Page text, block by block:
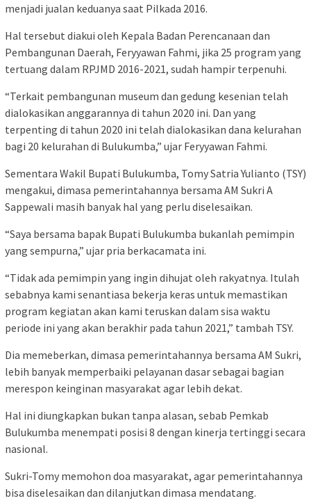
menjadi jualan keduanya saat Pilkada 2016.
Hal tersebut diakui oleh Kepala Badan Perencanaan dan
Pembangunan Daerah, Feryyawan Fahmi, jika 25 program yang
tertuang dalam RPJMD 2016-2021, sudah hampir terpenuhi.
“Terkait pembangunan museum dan gedung kesenian telah
dialokasikan anggarannya di tahun 2020 ini. Dan yang
terpenting di tahun 2020 ini telah dialokasikan dana kelurahan
bagi 20 kelurahan di Bulukumba,” ujar Feryyawan Fahmi.
Sementara Wakil Bupati Bulukumba, Tomy Satria Yulianto (TSY)
mengakui, dimasa pemerintahannya bersama AM Sukri A
Sappewali masih banyak hal yang perlu diselesaikan.
“Saya bersama bapak Bupati Bulukumba bukanlah pemimpin
yang sempurna,” ujar pria berkacamata ini.
“Tidak ada pemimpin yang ingin dihujat oleh rakyatnya. Itulah
sebabnya kami senantiasa bekerja keras untuk memastikan
program kegiatan akan kami teruskan dalam sisa waktu
periode ini yang akan berakhir pada tahun 2021,” tambah TSY.
Dia memeberkan, dimasa pemerintahannya bersama AM Sukri,
lebih banyak memperbaiki pelayanan dasar sebagai bagian
merespon keinginan masyarakat agar lebih dekat.
Hal ini diungkapkan bukan tanpa alasan, sebab Pemkab
Bulukumba menempati posisi 8 dengan kinerja tertinggi secara
nasional.
Sukri-Tomy memohon doa masyarakat, agar pemerintahannya
bisa diselesaikan dan dilanjutkan dimasa mendatang.